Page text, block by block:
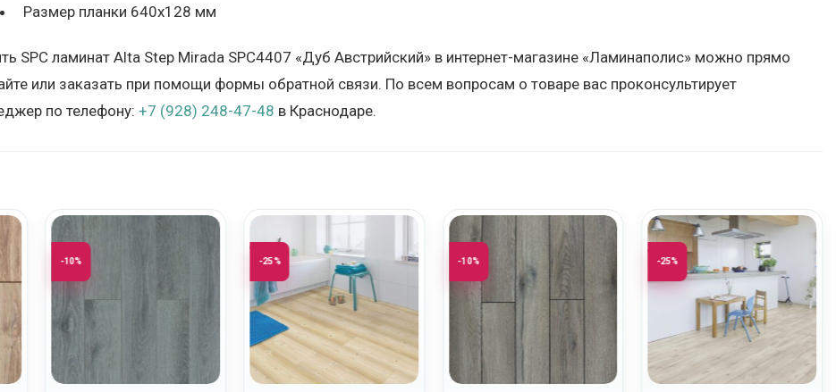
Размер планки 640х128 мм
SPC ламинат Alta Step Mirada SPC4407 «Дуб Австрийский» в интернет-магазине «Ламинаполис» можно прямо
или заказать при помощи формы обратной связи. По всем вопросам о товаре вас проконсультирует
по телефону: +7 (928) 248-47-48 в Краснодаре.
-10% -25% -10% -25%